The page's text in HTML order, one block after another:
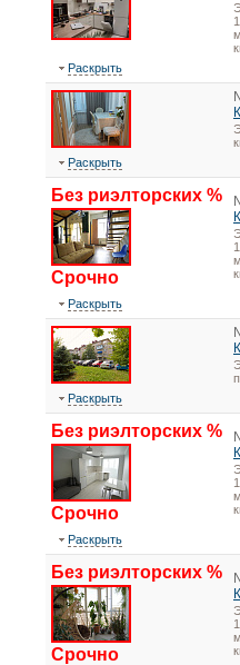
Раскрыть
Раскрыть
Без риэлторских %
Срочно
Раскрыть
Раскрыть
Без риэлторских %
Срочно
Раскрыть
Без риэлторских %
Срочно